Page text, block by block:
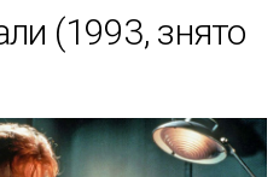
(1993, знято